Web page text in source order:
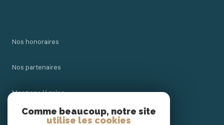
Nos honoraires
Nos partenaires
Mentions légales
Comme beaucoup, notre site
utilise les cookies